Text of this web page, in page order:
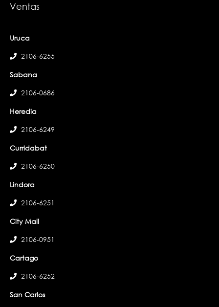
Ventas
Uruca
2106-6255
Sabana
2106-0686
Heredia
2106-6249
Curridabat
2106-6250
Lindora
2106-6251
City Mall
2106-0951
Cartago
2106-6252
San Carlos